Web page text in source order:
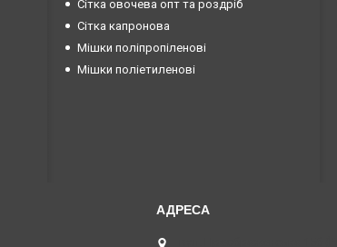
Сітка овочева опт та роздріб
Сітка капронова
Мішки поліпропіленові
Мішки поліетиленові